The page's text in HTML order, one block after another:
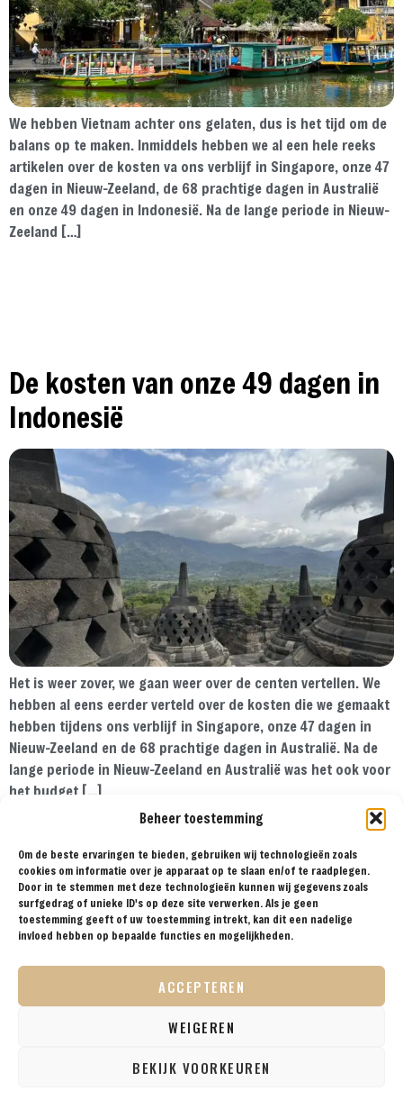
Beheer toestemming
Om de beste ervaringen te bieden, gebruiken wij technologieën zoals
cookies om informatie over je apparaat op te slaan en/of te raadplegen.
Door in te stemmen met deze technologieën kunnen wij gegevens zoals
surfgedrag of unieke ID's op deze site verwerken. Als je geen
toestemming geeft of uw toestemming intrekt, kan dit een nadelige
invloed hebben op bepaalde functies en mogelijkheden.
ACCEPTEREN
WEIGEREN
BEKIJK VOORKEUREN
We hebben Vietnam achter ons gelaten, dus is het tijd om de
balans op te maken. Inmiddels hebben we al een hele reeks
artikelen over de kosten va ons verblijf in Singapore, onze 47
dagen in Nieuw-Zeeland, de 68 prachtige dagen in Australië
en onze 49 dagen in Indonesië. Na de lange periode in Nieuw-
Zeeland […]
De kosten van onze 49 dagen in
Indonesië
Het is weer zover, we gaan weer over de centen vertellen. We
hebben al eens eerder verteld over de kosten die we gemaakt
hebben tijdens ons verblijf in Singapore, onze 47 dagen in
Nieuw-Zeeland en de 68 prachtige dagen in Australië. Na de
lange periode in Nieuw-Zeeland en Australië was het ook voor
het budget […]
CHECK ONZE
INSTAGRAM FEED